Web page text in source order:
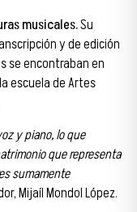
musicales.Su
y de edición
se encontraban en
escuela de Artes
y piano, lo que
que representa
sumamente
Mijaíl Mondol López.